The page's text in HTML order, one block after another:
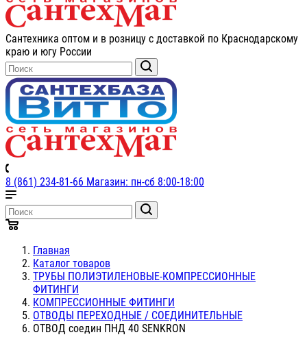
Сантехника оптом и в розницу с доставкой по Краснодарскому
краю и югу России
8 (861) 234-81-66 Магазин: пн-сб 8:00-18:00
Главная
Каталог товаров
ТРУБЫ ПОЛИЭТИЛЕНОВЫЕ-КОМПРЕССИОННЫЕ
ФИТИНГИ
КОМПРЕССИОННЫЕ ФИТИНГИ
ОТВОДЫ ПЕРЕХОДНЫЕ / СОЕДИНИТЕЛЬНЫЕ
ОТВОД соедин ПНД 40 SENKRON